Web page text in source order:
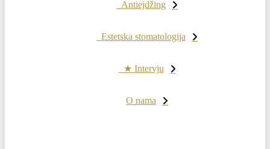
Antiejdžing
Estetska stomatologija
★ Intervju
O nama